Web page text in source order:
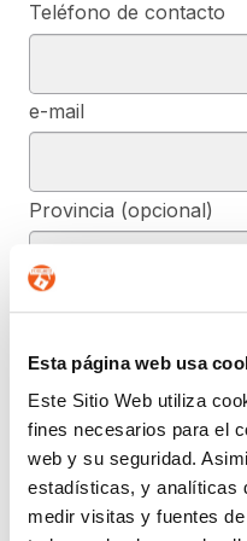
Esta página web usa
Este Sitio Web utiliza
fines necesarios para el
web y su seguridad.
estadísticas, y analíticas
medir visitas y fuentes
Teléfono de contacto
e-mail
Provincia (opcional)
Mensaje (opcional)
De conformidad con el RGPD y
PRIVACIDAD DE DATOS, S.L.
finalidad de contestar a las
del presente formulario y
ejercer, si lo desea, los
supresión, y demás
obtener más información